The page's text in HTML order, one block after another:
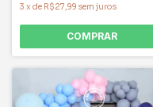
3 x de R$27,99 sem juros
COMPRAR